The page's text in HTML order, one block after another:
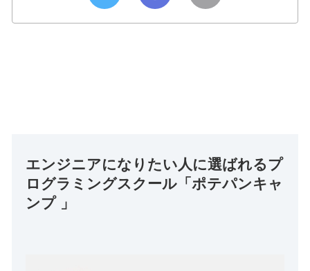
エンジニアになりたい人に選ばれるプ
ログラミングスクール「ポテパンキャ
ンプ 」